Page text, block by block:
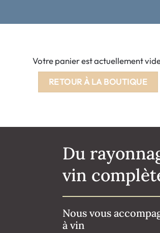
Votre panier est actuellement
RETOUR À LA BOUTIQUE
Du
vin
Nous vous
à vin